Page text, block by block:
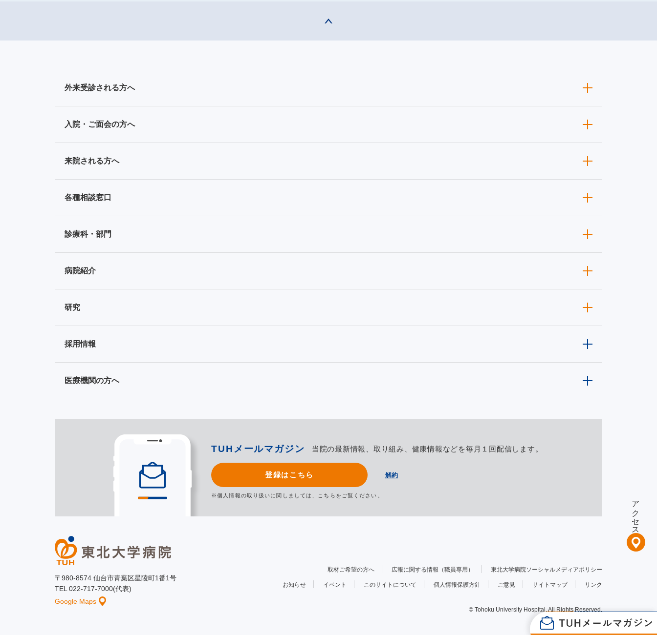
アクセス
外来受診される方へ
入院・ご面会の方へ
来院される方へ
各種相談窓口
診療科・部門
病院紹介
研究
採用情報
医療機関の方へ
TUHメールマガジン 当院の最新情報、取り組み、健康情報などを毎月１回配信します。
登録はこちら 解約
※個人情報の取り扱いに関しましては、 こちら をご覧ください。
〒980-8574 仙台市青葉区星陵町1番1号
TEL 022-717-7000(代表)
Google Maps
取材ご希望の方へ 広報に関する情報（職員専用） 東北大学病院ソーシャルメディアポリシー
お知らせ イベント このサイトについて 個人情報保護方針 ご意見 サイトマップ リンク
© Tohoku University Hospital. All Rights Reserved.